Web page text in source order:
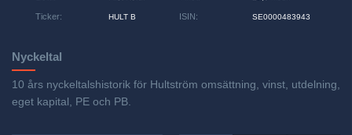
Ticker: HULT B ISIN: SE0000483943
Nyckeltal
10 års nyckeltalshistorik för Hultström omsättning, vinst, utdelning,
eget kapital, PE och PB.